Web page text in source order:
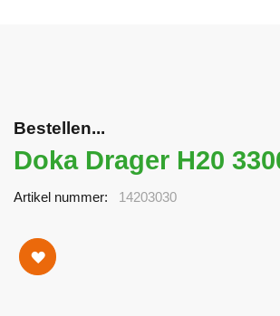
Bestellen...
Doka Drager H20
Artikel nummer 14203030